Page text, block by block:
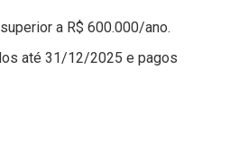
a R$ 600.000/ano.
até 31/12/2025 e pagos